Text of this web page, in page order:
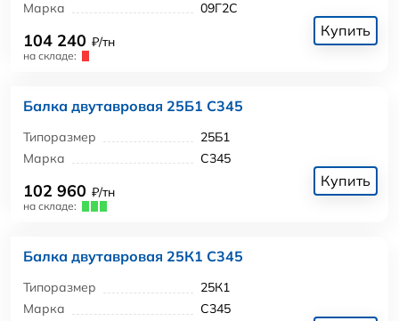
Марка
09Г2С
104 240 ₽/тн
на складе:
Купить
Балка двутавровая 25Б1 С345
Типоразмер
25Б1
Марка
С345
102 960 ₽/тн
на складе:
Купить
Балка двутавровая 25К1 С345
Типоразмер
25К1
Марка
С345